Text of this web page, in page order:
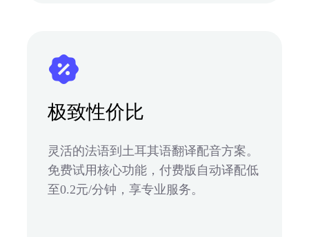
极致性价比
灵活的法语到土耳其语翻译配音方案。
免费试用核心功能，付费版自动译配低
至0.2元/分钟，享专业服务。